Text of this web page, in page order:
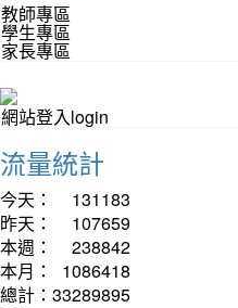
教師專區
學生專區
家長專區
網站登入login
流量統計
今天：
131183
昨天：
107659
本週：
238842
本月：
1086418
總計： 33289895